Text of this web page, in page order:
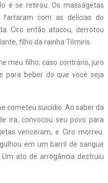
e se retirou. Os masságetas
com as delícias do
Ciro então atacou, derrotou
filho da rainha Tômiris.
meu filho; caso contrário, juro
para beber do que você seja
cometeu suicídio. Ao saber da
ira, convocou seu povo para
venceram, e Ciro morreu.
em um barril de sangue
ato de arrogância destruiu